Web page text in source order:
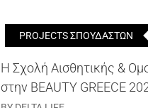
PROJECTS ΣΠΟΥΔΑΣΤΩΝ
Η Σχολή Αισθητικής &
στην BEAUTY GREECE